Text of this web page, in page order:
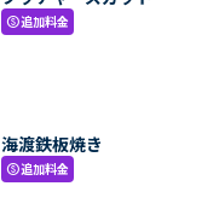
paid追加料金
海渡鉄板焼き
paid追加料金